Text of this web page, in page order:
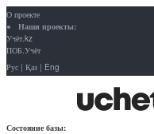
О проекте
Наши проекты:
Учёт.kz
ПОБ.Учёт
Рус | Қаз | Eng
Состояние базы: